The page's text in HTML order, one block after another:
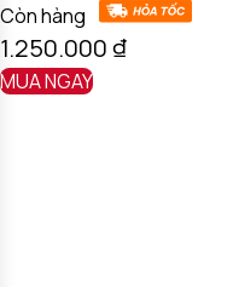
Còn hàng
1.250.000₫
MUA NGAY